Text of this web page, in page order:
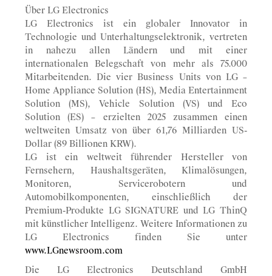
Über LG Electronics
LG Electronics ist ein globaler Innovator in
Technologie und Unterhaltungselektronik, vertreten
in nahezu allen Ländern und mit einer
internationalen Belegschaft von mehr als 75.000
Mitarbeitenden. Die vier Business Units von LG –
Home Appliance Solution (HS), Media Entertainment
Solution (MS), Vehicle Solution (VS) und Eco
Solution (ES) – erzielten 2025 zusammen einen
weltweiten Umsatz von über 61,76 Milliarden US-
Dollar (89 Billionen KRW).
LG ist ein weltweit führender Hersteller von
Fernsehern, Haushaltsgeräten, Klimalösungen,
Monitoren, Servicerobotern und
Automobilkomponenten, einschließlich der
Premium-Produkte LG SIGNATURE und LG ThinQ
mit künstlicher Intelligenz. Weitere Informationen zu
LG Electronics finden Sie unter
www.LGnewsroom.com
Die LG Electronics Deutschland GmbH